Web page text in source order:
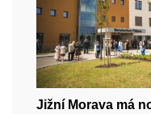
Jižní Morava má